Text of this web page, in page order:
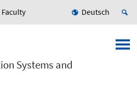
Faculty Deutsch
Systems and